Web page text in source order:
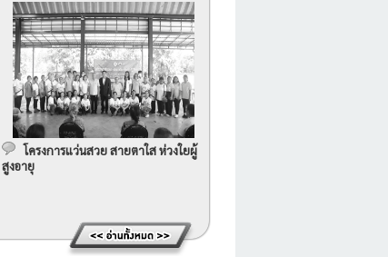
โครงการแว่นสวย สายตาใส ห่วงใยผู้
สูงอายุ